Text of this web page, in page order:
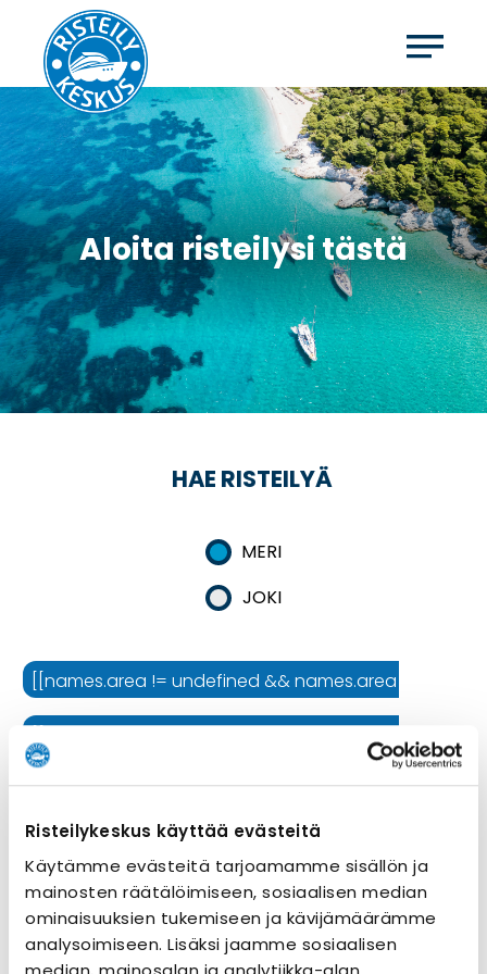
Risteilykeskus käyttää evästeitä
Käytämme evästeitä tarjoamamme sisällön ja
mainosten räätälöimiseen, sosiaalisen median
ominaisuuksien tukemiseen ja kävijämäärämme
analysoimiseen. Lisäksi jaamme sosiaalisen
Aloita risteilysi tästä
HAE RISTEILYÄ
MERI
JOKI
[[names.area != undefined && names.area != '' ?
[[names.cruiseline != undefined && names.cruiseline
[[names.ship != undefined && names.ship != '' ?
Risteilyn kesto